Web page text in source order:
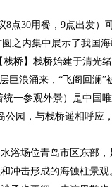
点30用餐，9点出发）
圆之内集中展示了我
桥】栈桥始建于清光
巨浪涌来，“飞阁回澜
一参观外景）是中国
园，与栈桥遥相呼应
浴场位青岛市区东部
冲击形成的海蚀柱景